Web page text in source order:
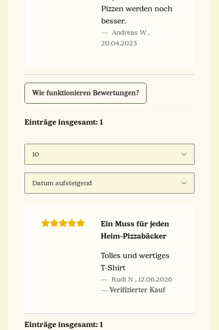
Pizzen werden noch
besser.
Andreas W ,
20.04.2023
Wie funktionieren Bewertungen?
Einträge insgesamt: 1
Ein Muss für jeden
Heim-Pizzabäcker
Tolles und wertiges
T-Shirt
Rudi N , 12.06.2026
Verifizierter Kauf
Einträge insgesamt: 1